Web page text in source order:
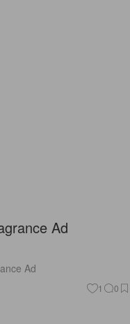
Ad
Ad
1 0